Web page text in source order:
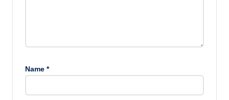
Name *